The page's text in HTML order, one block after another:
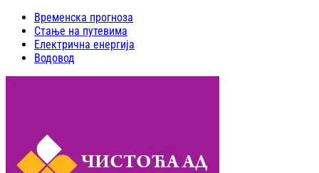
Временска прогноза
Стање на путевима
Електрична енергија
Водовод